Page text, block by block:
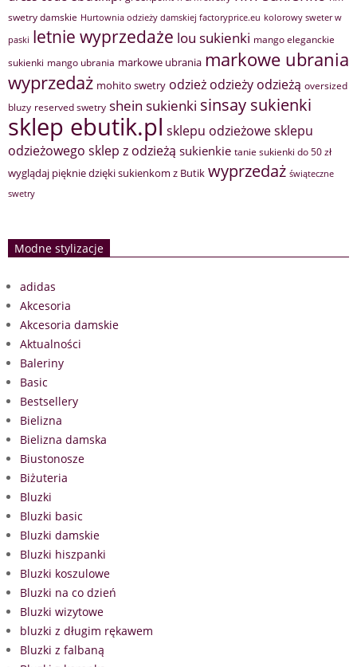
swetry damskie Hurtownia odzieży damskiej factoryprice.eu kolorowy sweter w
paski letnie wyprzedaże lou sukienki mango eleganckie
sukienki mango ubrania markowe ubrania markowe ubrania
wyprzedaż mohito swetry odzież odzieży odzieżą oversized
bluzy reserved swetry shein sukienki sinsay sukienki
sklep ebutik.pl sklepu odzieżowesklepu
odzieżowego sklep z odzieżą sukienkie tanie sukienki do 50 zł
wyglądaj pięknie dzięki sukienkom z Butik wyprzedaż świąteczne
swetry
Modne stylizacje
adidas
Akcesoria
Akcesoria damskie
Aktualności
Baleriny
Basic
Bestsellery
Bielizna
Bielizna damska
Biustonosze
Biżuteria
Bluzki
Bluzki basic
Bluzki damskie
Bluzki hiszpanki
Bluzki koszulowe
Bluzki na co dzień
Bluzki wizytowe
bluzki z długim rękawem
Bluzki z falbaną